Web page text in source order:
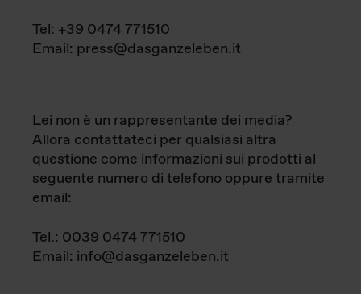
Tel: +39 0474 771510
Email: press@dasganzeleben.it
Lei non è un rappresentante dei media?
Allora contattateci per qualsiasi altra
questione come informazioni sui prodotti al
seguente numero di telefono oppure tramite
email:
Tel.: 0039 0474 771510
Email: info@dasganzeleben.it